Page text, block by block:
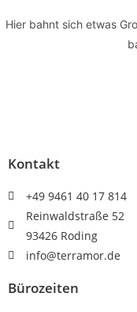
Hier bahnt sich etwas
Kontakt
+49 9461 40 17 814
Reinwaldstraße 52
93426 Roding
info@terramor.de
Bürozeiten